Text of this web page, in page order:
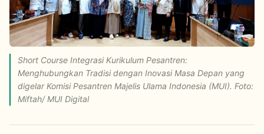
Short Course Integrasi Kurikulum Pesantren:
Menghubungkan Tradisi dengan Inovasi Masa Depan yang
digelar Komisi Pesantren Majelis Ulama Indonesia (MUI). Foto:
Miftah/ MUI Digital